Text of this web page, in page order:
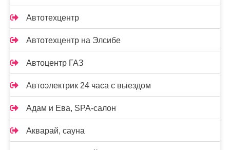
Автотехцентр
Автотехцентр на Элсибе
Автоцентр ГАЗ
Автоэлектрик 24 часа с выездом
Адам и Ева, SPA-салон
Акварай, сауна